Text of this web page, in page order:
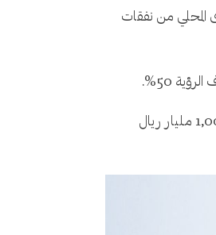
كما بلغت حصة المحتوى المحلي من نفقات
وبلغت الإيرادات الحكومية غير النفطية 457 مليار ريال سعودي، مقارنة بخط الأساس البالغ 166 مليار ريال سعودي، فيما يبلغ مستهدف الرؤية 1,000 مليار ريال